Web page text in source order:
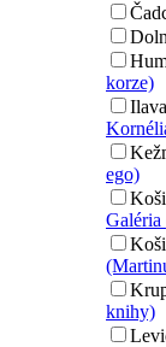
korze)
ego)
knihy)